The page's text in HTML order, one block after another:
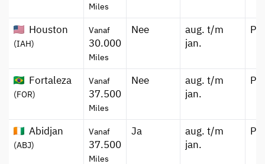
Miles
Houston
(IAH)
Vanaf
30.000
Miles
Nee
aug. t/m
jan.
Fortaleza
(FOR)
Vanaf
37.500
Miles
Nee
aug. t/m
jan.
Abidjan
(ABJ)
Vanaf
37.500
Miles
Ja
aug. t/m
jan.